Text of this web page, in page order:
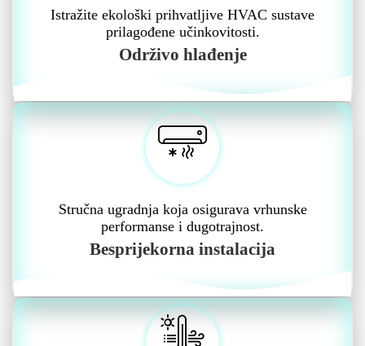
Istražite ekološki prihvatljive HVAC sustave
prilagođene učinkovitosti.
Održivo hlađenje
Stručna ugradnja koja osigurava vrhunske
performanse i dugotrajnost.
Besprijekorna instalacija